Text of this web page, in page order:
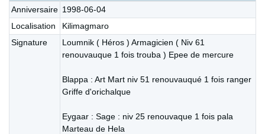
Anniversaire 1998-06-04
Localisation
Kilimagmaro
Signature
Loumnik ( Héros ) Armagicien ( Niv 61
renouvauque 1 fois trouba ) Epee de mercure
Blappa : Art Mart niv 51 renouvauqué 1 fois ranger
Griffe d'orichalque
Eygaar : Sage : niv 25 renouvaque 1 fois pala
Marteau de Hela